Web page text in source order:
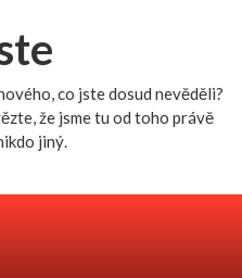
co jste dosud nevěděli?
že jsme tu od toho právě
jiný.